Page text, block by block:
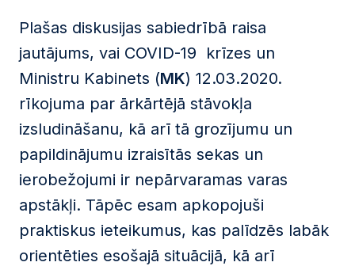
Plašas diskusijas sabiedrībā raisa
jautājums, vai COVID-19 krīzes un
Ministru Kabinets (MK) 12.03.2020.
rīkojuma par ārkārtējā stāvokļa
izsludināšanu, kā arī tā grozījumu un
papildinājumu izraisītās sekas un
ierobežojumi ir nepārvaramas varas
apstākļi. Tāpēc esam apkopojuši
praktiskus ieteikumus, kas palīdzēs labāk
orientēties esošajā situācijā, kā arī